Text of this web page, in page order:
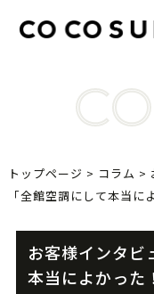
トップページ > コラム >
「全館空調にして本当
お客様インタビ
本当によかっ